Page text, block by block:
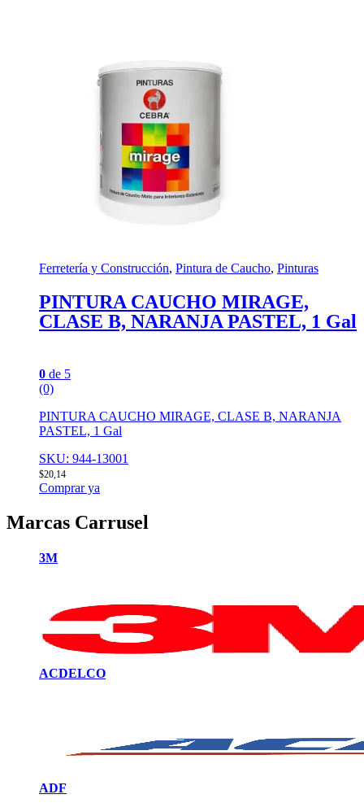
Ferretería y Construcción, Pintura de Caucho, Pinturas
PINTURA CAUCHO MIRAGE,
CLASE B, NARANJA PASTEL, 1 Gal
0 de 5
(0)
PINTURA CAUCHO MIRAGE, CLASE B, NARANJA
PASTEL, 1 Gal
SKU: 944-13001
$20,14
Comprar ya
Marcas Carrusel
3M
ACDELCO
ADF